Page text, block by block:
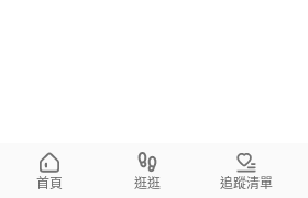
首頁 逛逛 追蹤清單